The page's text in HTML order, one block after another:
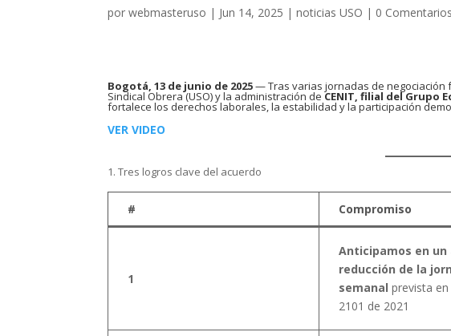
porwebmasteruso | Jun 14, 2025 |noticias USO | 0 Comentarios
Bogotá, 13 de junio de 2025— Tras varias jornadas de negociación
Sindical Obrera (USO) y la administración deCENIT, filial del Grupo
fortalece los derechos laborales, la estabilidad y la participación
VER VIDEO
1. Tres logros clave del acuerdo
# Compromiso
1
Anticipamos en un
reducción de la
semanal prevista
2101 de 2021